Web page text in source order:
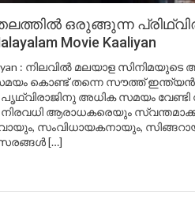
ഒരുങ്ങുന്ന
Movie Kaaliyan
: നിലവിൽ മലയാള
കൊണ്ട് തന്നെ സൗത്ത് ഇന്ത്യൻ
പൃഥ്വിരാജിനു അധിക സമയം
നിരവധി ആരാധകരെയും
സംവിധായകനായും,
[…]